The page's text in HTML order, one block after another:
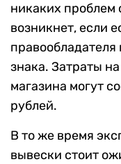
никаких проблем
возникнет, если
правообладателя
знака. Затраты
магазина могут
рублей.
В то же время
вывески стоит